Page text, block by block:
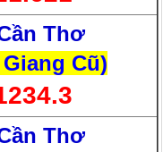
Thơ
Cũ)
Thơ